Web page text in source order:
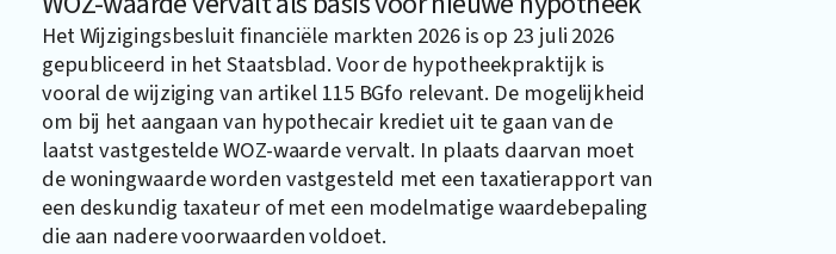
Het Wijzigingsbesluit financiële markten 2026 is op 23 juli 2026
gepubliceerd in het Staatsblad. Voor de hypotheekpraktijk is
vooral de wijziging van artikel 115 BGfo relevant. De mogelijkheid
om bij het aangaan van hypothecair krediet uit te gaan van de
laatst vastgestelde WOZ-waarde vervalt. In plaats daarvan moet
de woningwaarde worden vastgesteld met een taxatierapport van
een deskundig taxateur of met een modelmatige waardebepaling
die aan nadere voorwaarden voldoet.